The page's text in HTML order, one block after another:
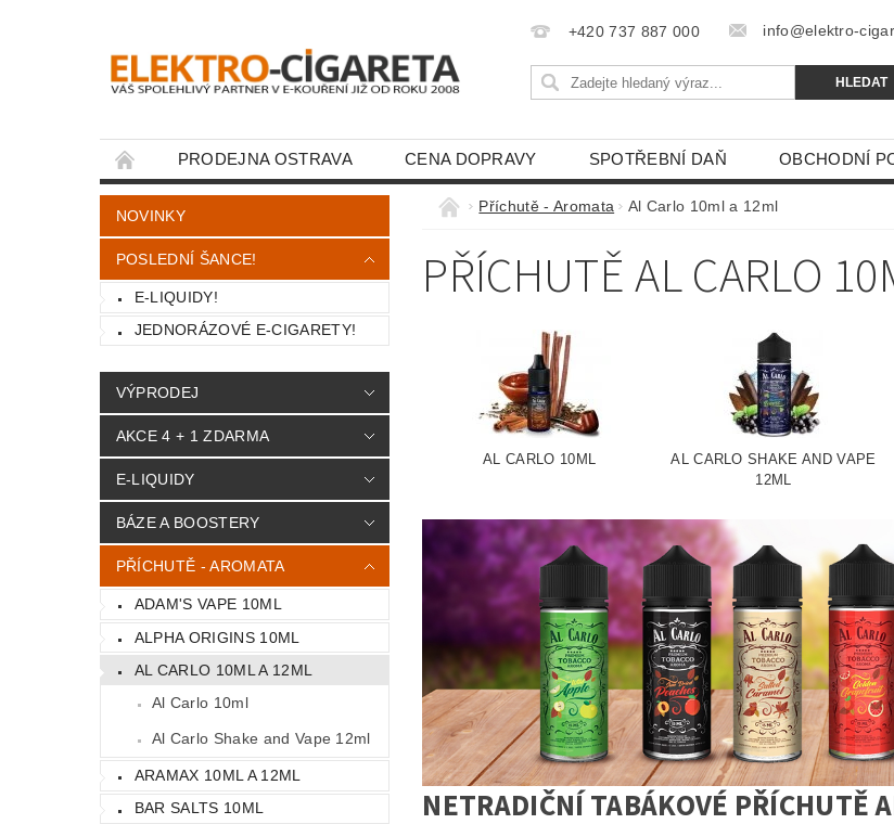
+420 737 887 000 info@elektro-
PRODEJNA OSTRAVA CENA DOPRAVY SPOTŘEBNÍ DAŇ OBCHODNÍ
KONTAKTY
NOVINKY
POSLEDNÍ ŠANCE!
E-LIQUIDY!
JEDNORÁZOVÉ E-CIGARETY!
VÝPRODEJ
AKCE 4 + 1 ZDARMA
E-LIQUIDY
BÁZE A BOOSTERY
PŘÍCHUTĚ - AROMATA
ADAM'S VAPE 10ML
ALPHA ORIGINS 10ML
AL CARLO 10ML A 12ML
Al Carlo 10ml
Al Carlo Shake and Vape 12ml
ARAMAX 10ML A 12ML
BAR SALTS 10ML
Příchutě - Aromata Al Carlo 10ml a 12ml
PŘÍCHUTĚ AL CARLO
AL CARLO 10ML
AL CARLO SHAKE AND VAPE
12ML
NETRADIČNÍ TABÁKOVÉ PŘÍCHUTĚ